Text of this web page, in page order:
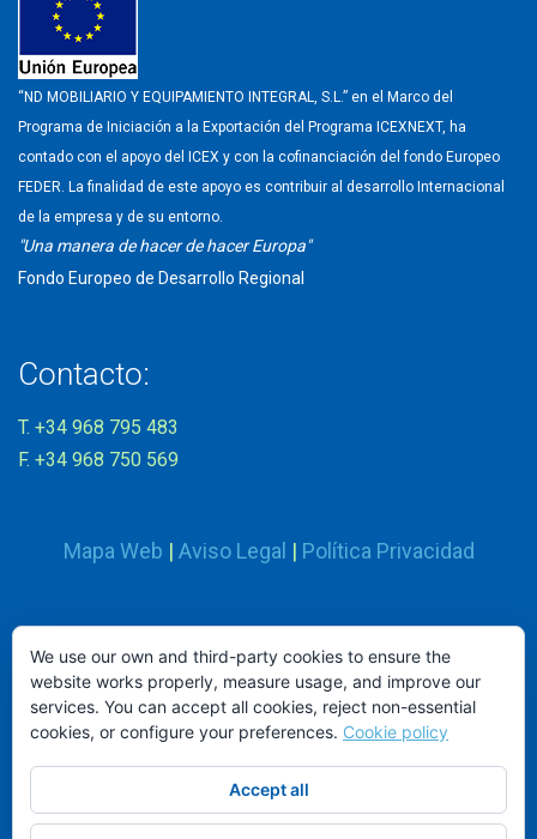
“ND MOBILIARIO Y EQUIPAMIENTO INTEGRAL, S.L.” en el Marco del
Programa de Iniciación a la Exportación del Programa ICEXNEXT, ha
contado con el apoyo del ICEX y con la cofinanciación del fondo Europeo
FEDER. La finalidad de este apoyo es contribuir al desarrollo Internacional
de la empresa y de su entorno.
"Una manera de hacer de hacer Europa"
Fondo Europeo de Desarrollo Regional
Contacto:
T. +34 968 795 483
F. +34 968 750 569
Mapa Web | Aviso Legal | Política Privacidad
Síguenos en:
ND MOBILIARIO Y EQUIPAMIENTO INTEGRAL, S.L.© 2026.
We use our own and third-party cookies to ensure the
website works properly, measure usage, and improve our
services. You can accept all cookies, reject non-essential
cookies, or configure your preferences. Cookie policy
Accept all